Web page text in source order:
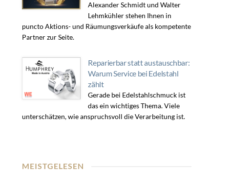
Alexander Schmidt und Walter
Lehmkühler stehen Ihnen in
puncto Aktions- und Räumungsverkäufe als kompetente
Partner zur Seite.
Reparierbar statt austauschbar:
Warum Service bei Edelstahl
zählt
Gerade bei Edelstahlschmuck ist
das ein wichtiges Thema. Viele
unterschätzen, wie anspruchsvoll die Verarbeitung ist.
MEISTGELESEN